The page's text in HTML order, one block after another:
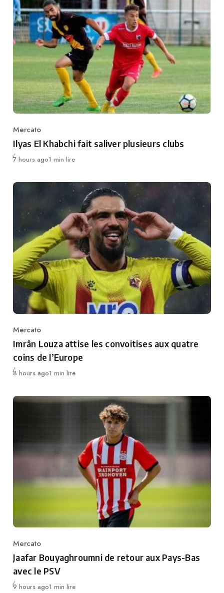
Category
Mercato
Ilyas El Khabchi fait saliver plusieurs clubs
Publié
7 hours ago1 min lire
Category
Mercato
Imrân Louza attise les convoitises aux quatre
coins de l’Europe
Publié
8 hours ago1 min lire
Category
Mercato
Jaafar Bouyaghroumni de retour aux Pays-Bas
avec le PSV
Publié
9 hours ago1 min lire